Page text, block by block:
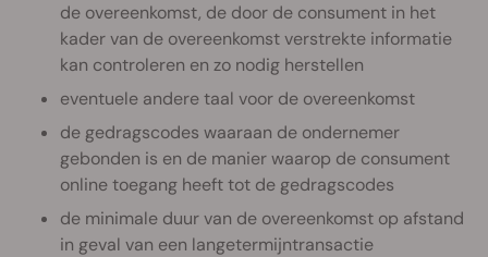
de overeenkomst, de door de consument in het
kader van de overeenkomst verstrekte informatie
kan controleren en zo nodig herstellen
eventuele andere taal voor de overeenkomst
de gedragscodes waaraan de ondernemer
gebonden is en de manier waarop de consument
online toegang heeft tot de gedragscodes
de minimale duur van de overeenkomst op afstand
in geval van een langetermijntransactie